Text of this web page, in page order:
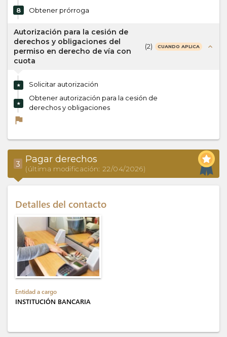
8 Obtener prórroga
Autorización para la cesión de
derechos y obligaciones del
permiso en derecho de vía con
cuota
(2) CUANDO APLICA expand_less
★ Solicitar autorización
★
Obtener autorización para la cesión de
derechos y obligaciones
flag
3 Pagar derechos
(última modificación: 22/04/2026)
Detalles del contacto
Entidad a cargo
INSTITUCIÓN BANCARIA